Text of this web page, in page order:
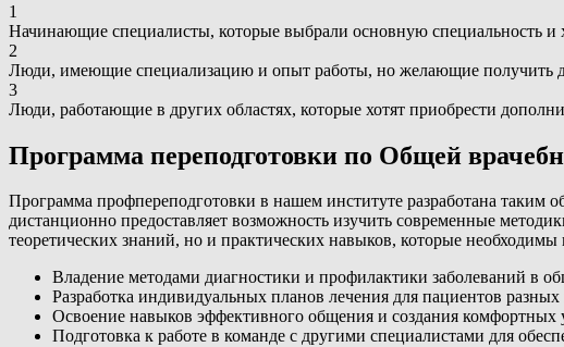
1
Начинающие специалисты, которые выбрали основную специальность и
2
Люди, имеющие специализацию и опыт работы, но желающие получить
3
Люди, работающие в других областях, которые хотят приобрести
Программа переподготовки по Общей
Программа профпереподготовки в нашем институте разработана таким
дистанционно предоставляет возможность изучить современные
теоретических знаний, но и практических навыков, которые
Владение методами диагностики и профилактики заболеваний в
Разработка индивидуальных планов лечения для пациентов разных
Освоение навыков эффективного общения и создания комфортных
Подготовка к работе в команде с другими специалистами для